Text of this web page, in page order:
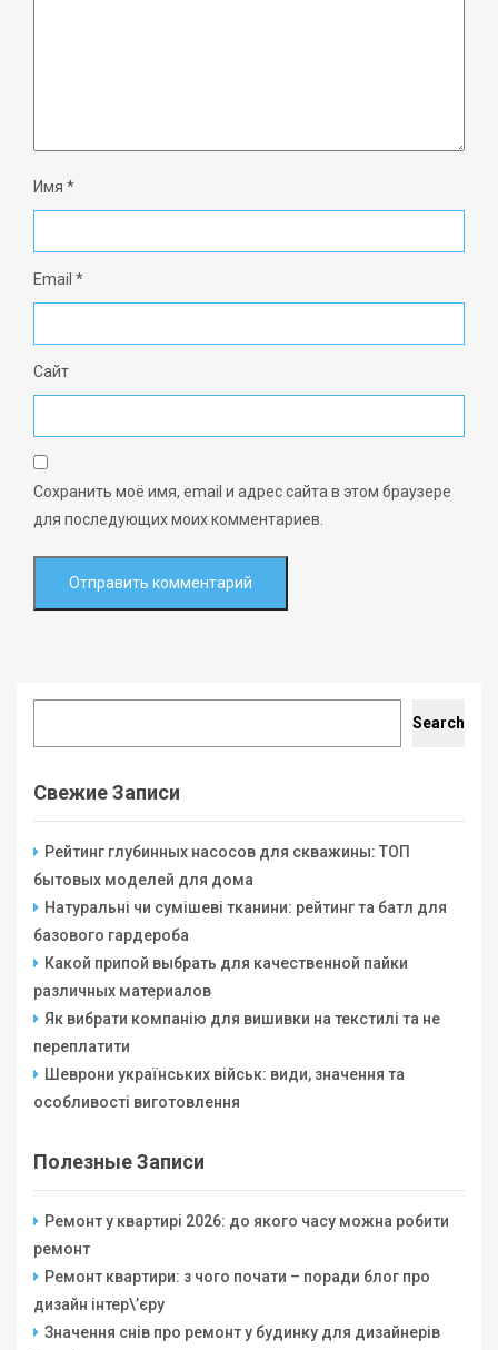
Имя *
Email *
Сайт
Сохранить моё имя, email и адрес сайта в этом браузере
для последующих моих комментариев.
Search
Свежие Записи
Рейтинг глубинных насосов для скважины: ТОП
бытовых моделей для дома
Натуральні чи сумішеві тканини: рейтинг та батл для
базового гардероба
Какой припой выбрать для качественной пайки
различных материалов
Як вибрати компанію для вишивки на текстилі та не
переплатити
Шеврони українських військ: види, значення та
особливості виготовлення
Полезные Записи
Ремонт у квартирі 2026: до якого часу можна робити
ремонт
Ремонт квартири: з чого почати – поради блог про
дизайн інтер\’єру
Значення снів про ремонт у будинку для дизайнерів